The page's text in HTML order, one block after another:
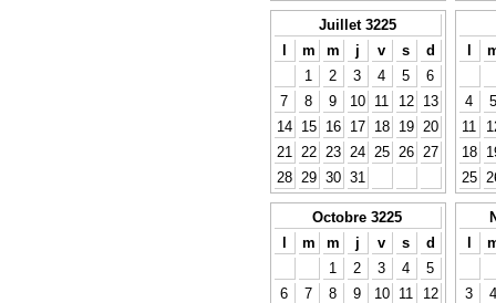
Juillet 3225
l
m m j v s
d
1
2 3 4 5
6
7
8 9 10 11 12
13
14
15 16 17 18 19
20
21
22 23 24 25 26
27
28
29 30 31
l
4
5
11
18
25
Octobre 3225
l
m m j v s
d
1
2 3 4
5
6
7 8 9 10 11
12
l
3
4